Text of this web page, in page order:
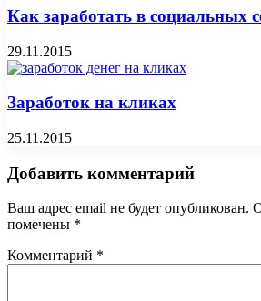
Как заработать в социальных
29.11.2015
Заработок на кликах
25.11.2015
Добавить комментарий
Ваш адрес email не будет опубликован.
помечены *
Комментарий *